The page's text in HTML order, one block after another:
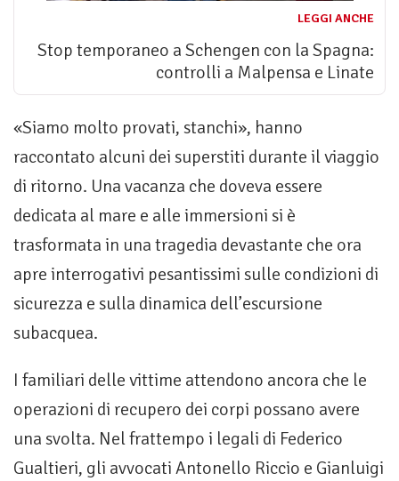
LEGGI ANCHE
Stop temporaneo a Schengen con la Spagna:
controlli a Malpensa e Linate
«Siamo molto provati, stanchi», hanno
raccontato alcuni dei superstiti durante il viaggio
di ritorno. Una vacanza che doveva essere
dedicata al mare e alle immersioni si è
trasformata in una tragedia devastante che ora
apre interrogativi pesantissimi sulle condizioni di
sicurezza e sulla dinamica dell’escursione
subacquea.
I familiari delle vittime attendono ancora che le
operazioni di recupero dei corpi possano avere
una svolta. Nel frattempo i legali di Federico
Gualtieri, gli avvocati Antonello Riccio e Gianluigi